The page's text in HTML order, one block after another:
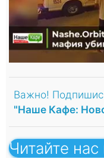
Важно!
"Наше Кафе:
Читайте